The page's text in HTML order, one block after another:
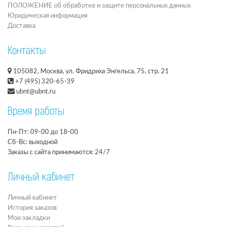
ПОЛОЖЕНИЕ об обработке и защите персональных данных
Юридическая информация
Доставка
Контакты
105082, Москва, ул. Фридриха Энгельса, 75, стр. 21
+7 (495) 320-65-39
ubnt@ubnt.ru
Время работы
Пн-Пт: 09-00 до 18-00
Сб-Вс: выходной
Заказы с сайта принимаются: 24/7
Личный кабинет
Личный кабинет
История заказов
Мои закладки